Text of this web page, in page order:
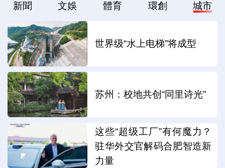
新聞 文娛 體育 環創 城市
世界级“水上电梯”将成型
苏州：校地共创“同里诗光”
这些“超级工厂”有何魔力？
驻华外交官解码合肥智造新
力量